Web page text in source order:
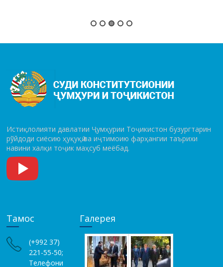
Истиқлолияти давлатии Ҷумҳурии Тоҷикистон бузургтарин
рўй­до­ди сиёсию ҳуқуқӣ ва иҷтимоию фарҳангии таърихи
навини халқи тоҷик маҳсуб меёбад.
Тамос
(+992 37)
221-55-50;
Телефони
Галерея